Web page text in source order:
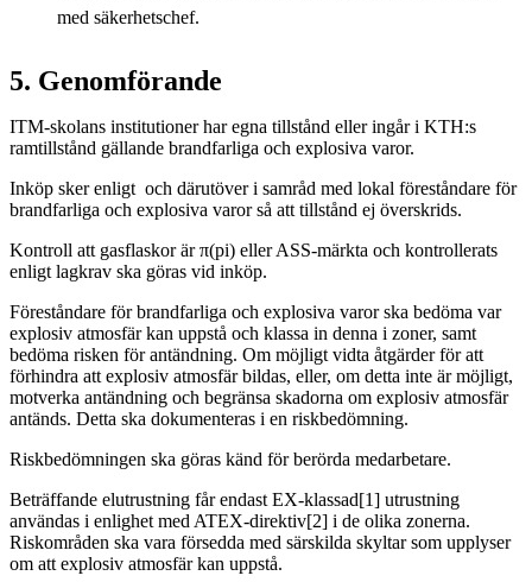
med säkerhetschef.
5. Genomförande
ITM-skolans institutioner har egna tillstånd eller ingår i KTH:s
ramtillstånd gällande brandfarliga och explosiva varor.
Inköp sker enligt och därutöver i samråd med lokal föreståndare för
brandfarliga och explosiva varor så att tillstånd ej överskrids.
Kontroll att gasflaskor är π(pi) eller ASS-märkta och kontrollerats
enligt lagkrav ska göras vid inköp.
Föreståndare för brandfarliga och explosiva varor ska bedöma var
explosiv atmosfär kan uppstå och klassa in denna i zoner, samt
bedöma risken för antändning. Om möjligt vidta åtgärder för att
förhindra att explosiv atmosfär bildas, eller, om detta inte är möjligt,
motverka antändning och begränsa skadorna om explosiv atmosfär
antänds. Detta ska dokumenteras i en riskbedömning.
Riskbedömningen ska göras känd för berörda medarbetare.
Beträffande elutrustning får endast EX-klassad[1] utrustning
användas i enlighet med ATEX-direktiv[2] i de olika zonerna.
Riskområden ska vara försedda med särskilda skyltar som upplyser
om att explosiv atmosfär kan uppstå.